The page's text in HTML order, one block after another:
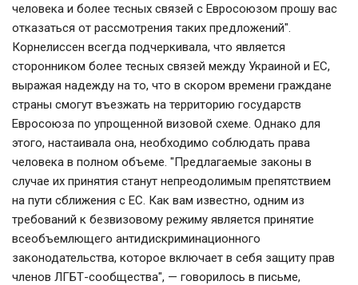
человека и более тесных связей с Евросоюзом прошу вас
отказаться от рассмотрения таких предложений".
Корнелиссен всегда подчеркивала, что является
сторонником более тесных связей между Украиной и ЕС,
выражая надежду на то, что в скором времени граждане
страны смогут въезжать на территорию государств
Евросоюза по упрощенной визовой схеме. Однако для
этого, настаивала она, необходимо соблюдать права
человека в полном объеме. "Предлагаемые законы в
случае их принятия станут непреодолимым препятствием
на пути сближения с ЕС. Как вам известно, одним из
требований к безвизовому режиму является принятие
всеобъемлющего антидискриминационного
законодательства, которое включает в себя защиту прав
членов ЛГБТ-сообщества", — говорилось в письме,